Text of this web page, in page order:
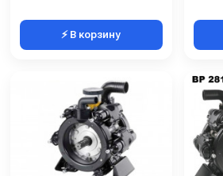
⚡ В корзину